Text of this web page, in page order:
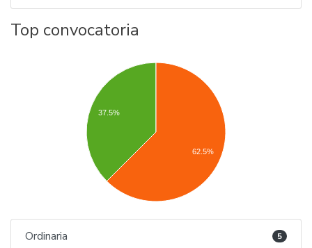
Top convocatoria
37.5%
62.5%
Ordinaria 5